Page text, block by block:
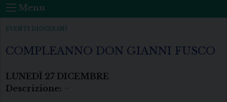
Menu
EVENTI DIOCESANI
COMPLEANNO DON GIANNI FUSCO
LUNEDÌ 27 DICEMBRE
Descrizione: –